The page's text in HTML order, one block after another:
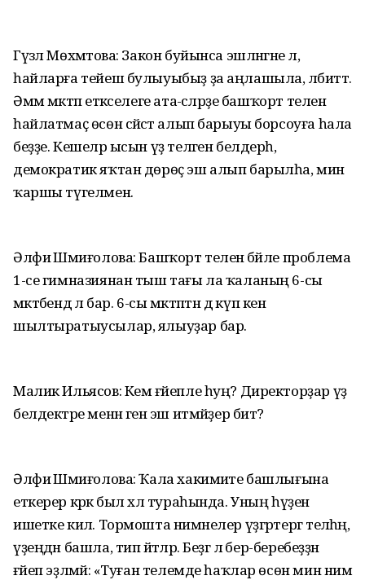
Гүзәл Мөхәмәтова: Закон буйынса эшләнгәне лә,
һайларға тейеш булыуыбыҙ ҙа аңлашыла, әлбиттә.
Әммә мәктәп етәкселеге ата-әсәләрҙе башҡорт телен
һайлатмаҫ өсөн сәйәсәт алып барыуы борсоуға һала
беҙҙе. Кешеләр ысын үҙ теләген белдерһә,
демократик яҡтан дөрөҫ эш алып барылһа, мин
ҡаршы түгелмен.
Әлфиә Шәмиғолова: Башҡорт теленә бәйле проблема
1-се гимназиянан тыш тағы ла ҡаланың 6-сы
мәктәбендә лә бар. 6-сы мәктәптән дә күп кенә
шылтыратыусылар, ялыуҙар бар.
Малик Ильясов: Кем ғәйепле һуң? Директорҙар үҙ
белдектәре менән генә эш итмәйҙер бит?
Әлфиә Шәмиғолова: Ҡала хакимиәте башлығына
еткерер кәрәк был хәл тураһында. Уның һүҙен
ишетке килә. Тормошта нимәнелер үҙгәртергә теләһәң,
үҙеңдән башла, тип әйтәләр. Беҙгә лә бер-беребеҙҙән
ғәйеп эҙләмәй: «Туған телемде һаҡлар өсөн мин нимә